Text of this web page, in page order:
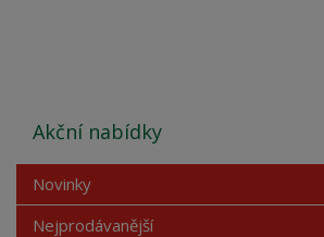
Akční nabídky
Novinky
Nejprodávanější